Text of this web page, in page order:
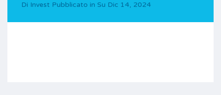
Di Invest Pubblicato in Su Dic 14, 2024